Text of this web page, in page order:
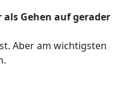
als Gehen auf gerader
Aber am wichtigsten